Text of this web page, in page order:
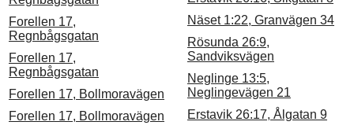
Forellen 17,
Regnbågsgatan
Forellen 17,
Regnbågsgatan
Forellen 17, Bollmoravägen
Forellen 17, Bollmoravägen
Näset 1:22, Granvägen 34
Rösunda 26:9,
Sandviksvägen
Neglinge 13:5,
Neglingevägen 21
Erstavik 26:17, Ålgatan 9